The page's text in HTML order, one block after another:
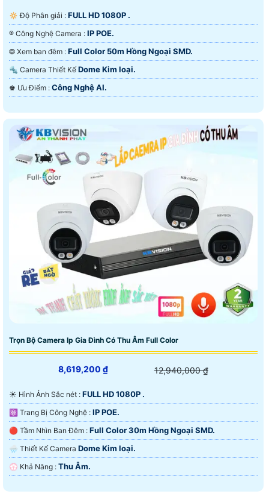
🔅 Độ Phân giải : FULL HD 1080P .
®️ Công Nghệ Camera : IP POE.
❂ Xem ban đêm : Full Color 50m Hồng Ngoại SMD.
🔩 Camera Thiết Kế Dome Kim loại.
️♚ Ưu Điểm : Công Nghệ AI.
Trọn Bộ Camera Ip Gia Đình Có Thu Âm Full Color
8,619,200 ₫ 12,940,000 ₫
☀️ Hình Ảnh Sắc nét : FULL HD 1080P .
⚛️ Trang Bị Công Nghệ : IP POE.
🔴 Tầm Nhìn Ban Đêm : Full Color 30m Hồng Ngoại SMD.
🌧️ Thiết Kế Camera Dome Kim loại.
️💮 Khả Năng : Thu Âm.